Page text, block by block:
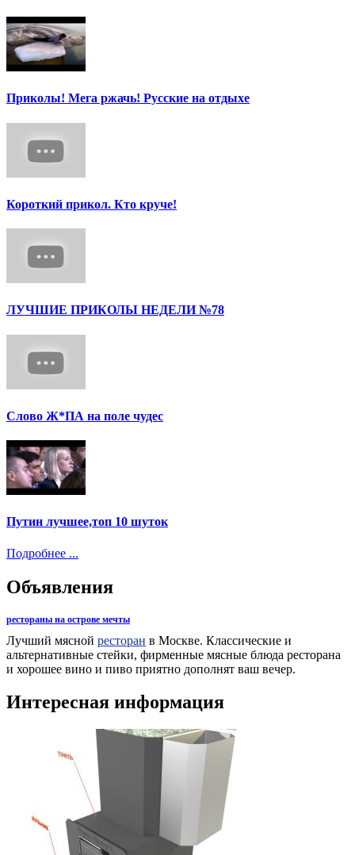
Приколы! Мега ржачь! Русские на отдыхе
Короткий прикол. Кто круче!
ЛУЧШИЕ ПРИКОЛЫ НЕДЕЛИ №78
Слово Ж*ПА на поле чудес
Путин лучшее,топ 10 шуток
Подробнее ...
Объявления
рестораны на острове мечты
Лучший мясной ресторан в Москве. Классические и
альтернативные стейки, фирменные мясные блюда ресторана
и хорошее вино и пиво приятно дополнят ваш вечер.
Интересная информация